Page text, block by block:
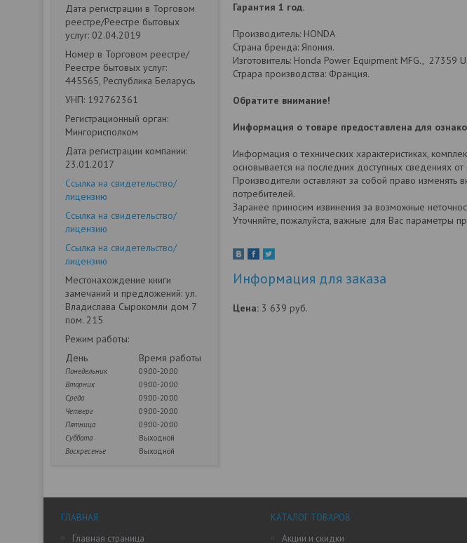
Дата регистрации в Торговом
реестре/Реестре бытовых
услуг: 02.04.2019
Номер в Торговом реестре/
Реестре бытовых услуг:
445565, Республика Беларусь
УНП: 192762361
Регистрационный орган:
Мингорисполком
Дата регистрации компании:
23.01.2017
Ссылка на свидетельство/
лицензию
Ссылка на свидетельство/
лицензию
Ссылка на свидетельство/
лицензию
Местонахождение книги
замечаний и предложений: ул.
Владислава Сырокомли дом 7
пом. 215
Режим работы:
День
Время работы
Понедельник
09:00-20:00
Вторник
09:00-20:00
Среда
09:00-20:00
Четверг
09:00-20:00
Пятница
09:00-20:00
Суббота
Выходной
Воскресенье
Выходной
Гарантия 1 год.
Производитель: HONDA
Страна бренда: Япония.
Изготовитель: Honda Power Equipment MFG., 27359
Страра производства: Франция.
Обратите внимание!
Информация о товаре предоставлена для
Информация о технических характеристиках,
основывается на последних доступных сведениях от
Производители оставляют за собой право
потребителей.
Заранее приносим извинения за возможные
Уточняйте, пожалуйста, важные для Вас параметры
Информация для заказа
Цена: 3 639 руб.
ГЛАВНАЯ
Главная страница
КАТАЛОГ ТОВАРОВ
Акции и скидки